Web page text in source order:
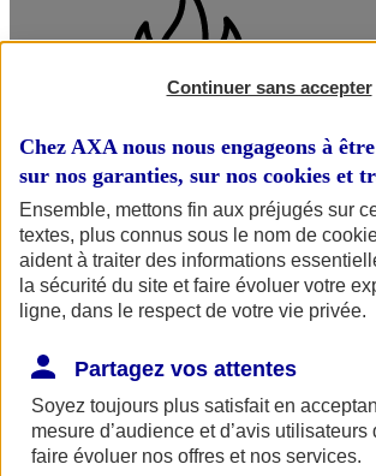
Incendies : AXA à vos côtés
Vous avez été touché par les incendies
Pour déclarer votre sinistre ou contacter AXA
pouvez nous joindre au 09 70 81 83 55 . Vous
déclarer votre sinistre directement en ligne via
AXA Entraide met à votre disposition, ainsi qu'à
proches une ligne de soutien psychologique.
accessible 24h/24 au 0800 77 88 95.
Espace Client
Continuer sans accepter
Chez AXA nous nous engageons à
sur nos garanties, sur nos cookies et
Ensemble, mettons fin aux préjugés sur
textes, plus connus sous le nom de
aident à traiter des informations
la sécurité du site et faire évoluer votre
ligne, dans le respect de votre vie privée.
Partagez vos attentes
Soyez toujours plus satisfait en
mesure d’audience et d’avis
faire évoluer nos offres et nos services.